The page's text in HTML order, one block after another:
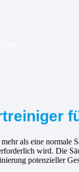
als eine normale
wird. Die
potenzieller